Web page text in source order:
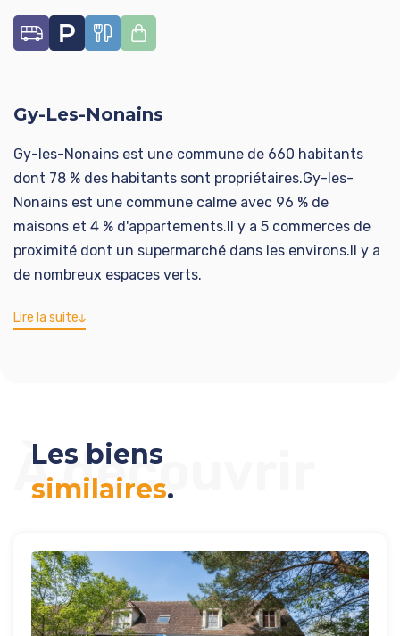
Gy-Les-Nonains
Gy-les-Nonains est une commune de 660 habitants
dont 78 % des habitants sont propriétaires.Gy-les-
Nonains est une commune calme avec 96 % de
maisons et 4 % d'appartements.Il y a 5 commerces de
proximité dont un supermarché dans les environs.Il y a
de nombreux espaces verts.
Lire la suite
À découvrir
Les biens
similaires.